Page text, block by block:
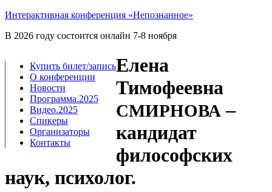
Интерактивная конференция «Непознанное»
В 2026 году состоится онлайн 7-8 ноября
Купить билет/​запись
О конференции
Новости
Программа.2025
Видео.2025
Спикеры
Организаторы
Контакты
Елена
Тимофеевна
СМИРНОВА –
кандидат
философских
наук, психолог.